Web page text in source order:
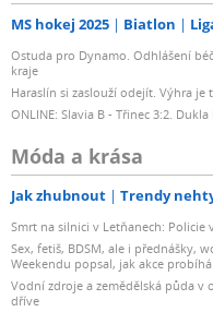
MS hokej 2025 Biatlon
Ostuda pro Dynamo. Odhlášení
kraje
Haraslín si zaslouží odejít. Výhra
ONLINE: Slavia B - Třinec 3:2.
Móda a krása
Jak zhubnout Trendy
Smrt na silnici v Letňanech:
Sex, fetiš, BDSM, ale i přednášky,
Weekendu popsal, jak akce probíhá
Vodní zdroje a zemědělská půda v
dříve